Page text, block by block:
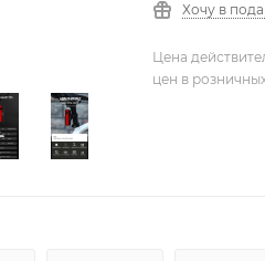
Хочу в
Цена
цен в